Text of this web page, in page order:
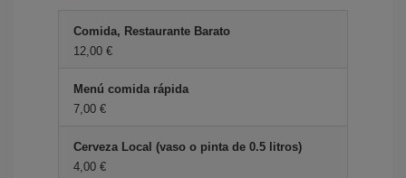
Comida, Restaurante Barato
12,00 €
Menú comida rápida
7,00 €
Cerveza Local (vaso o pinta de 0.5 litros)
4,00 €